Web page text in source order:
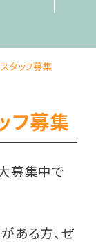
タッフ募集
フ募集
募集中で
ある方、ぜ